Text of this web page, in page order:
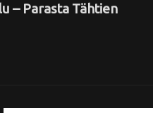
– Parasta Tähtien